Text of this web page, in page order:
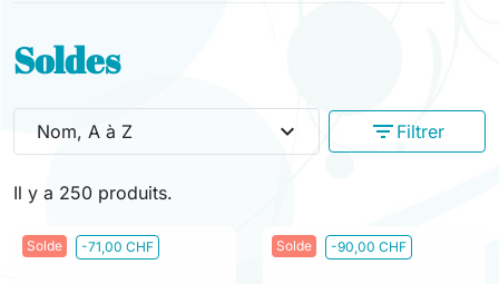
Soldes
Il y a 250 produits.
Nom, A à Z expand_more filter_list Filtrer
Solde -71,00 CHF Solde -90,00 CHF